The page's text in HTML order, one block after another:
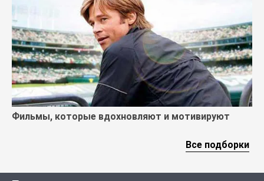
Фильмы, которые вдохновляют и мотивируют
Все подборки